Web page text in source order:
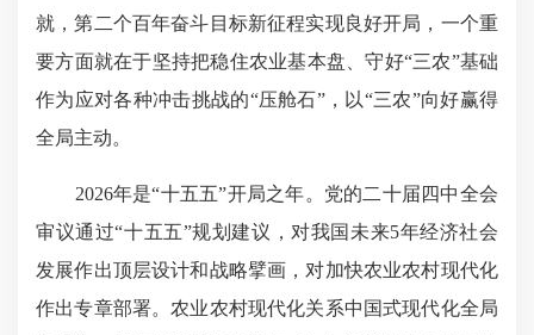
就，第二个百年奋斗目标新征程实现良好开局，一个重
要方面就在于坚持把稳住农业基本盘、守好“三农”基础
作为应对各种冲击挑战的“压舱石”，以“三农”向好赢得
全局主动。
2026年是“十五五”开局之年。党的二十届四中全会
审议通过“十五五”规划建议，对我国未来5年经济社会
发展作出顶层设计和战略擘画，对加快农业农村现代化
作出专章部署。农业农村现代化关系中国式现代化全局